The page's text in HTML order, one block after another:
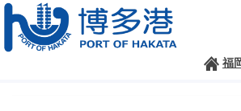
福